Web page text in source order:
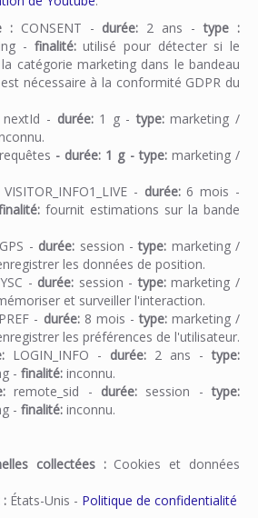
: CONSENT - durée: 2 ans -type :
- finalité:utilisé pour détecter si le
catégorie marketing dans le bandeau
nécessaire à la conformité GDPR du
nextId - durée: 1 g -type:marketing /
requêtes - durée: 1 g -type: marketing /
VISITOR_INFO1_LIVE - durée: 6 mois -
fournit estimations sur la bande
GPS - durée: session -type: marketing /
les données de position.
YSC - durée: session -type:marketing /
et surveiller l'interaction.
PREF - durée: 8 mois -type: marketing /
les préférences de l'utilisateur.
LOGIN_INFO - durée: 2 ans -type:
- finalité: inconnu.
remote_sid - durée: session -type:
- finalité: inconnu.
collectées : Cookies et données
: États-Unis - Politique de confidentialité